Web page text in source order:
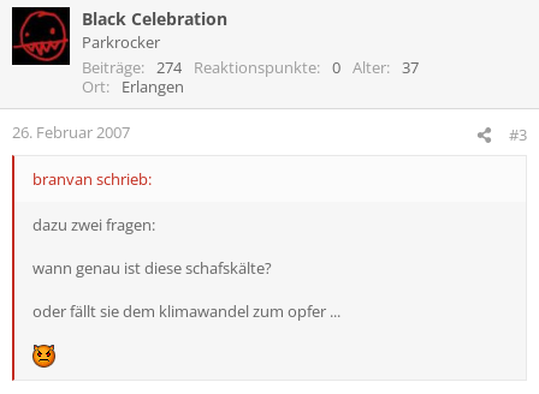
Black Celebration
Parkrocker
Beiträge
274 Reaktionspunkte 0 Alter
37
Ort
Erlangen
26. Februar 2007 #3
branvan schrieb:
dazu zwei fragen:
wann genau ist diese schafskälte?
oder fällt sie dem klimawandel zum opfer ...